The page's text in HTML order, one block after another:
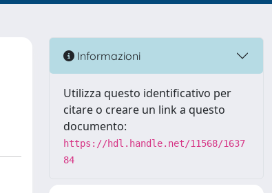
Informazioni
Utilizza questo identificativo per
citare o creare un link a questo
documento:
https://hdl.handle.net/11568/1637
84